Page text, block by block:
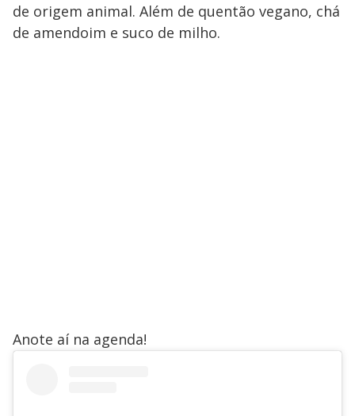
de origem animal. Além de quentão vegano, chá
de amendoim e suco de milho.
Anote aí na agenda!